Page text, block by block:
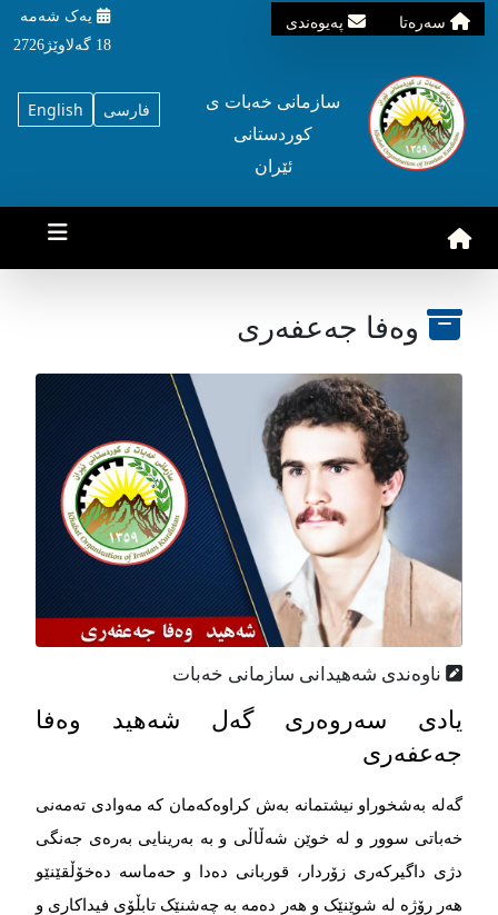
سه‌ره‌تا په‌یوه‌ندی
یه‌ک شه‌مه‌
18 گه‌لاوێژ2726
English فارسی
سازمانی خه‌بات ی
کوردستانی
ئێران
وەفا جەعفەری
ناوه‌ندی شه‌هیدانی سازمانی خه‌بات
یادى سەروەری گەل شەهید وەفا
جەعفەری
گەلە بەشخوراو نیشتمانە بەش کراوەکەمان کە مەوادی تەمەنی
خەباتی سوور و لە خوێن شەڵاڵی و بە بەرینایی بەرەی جەنگی
دژی داگیرکەری زۆردار، قوربانی دەدا و حەماسە دەخۆڵقێنێو
هەر رۆژە لە شوێنێک و هەر دەمە بە چەشنێک تابڵۆی فیداکاری و